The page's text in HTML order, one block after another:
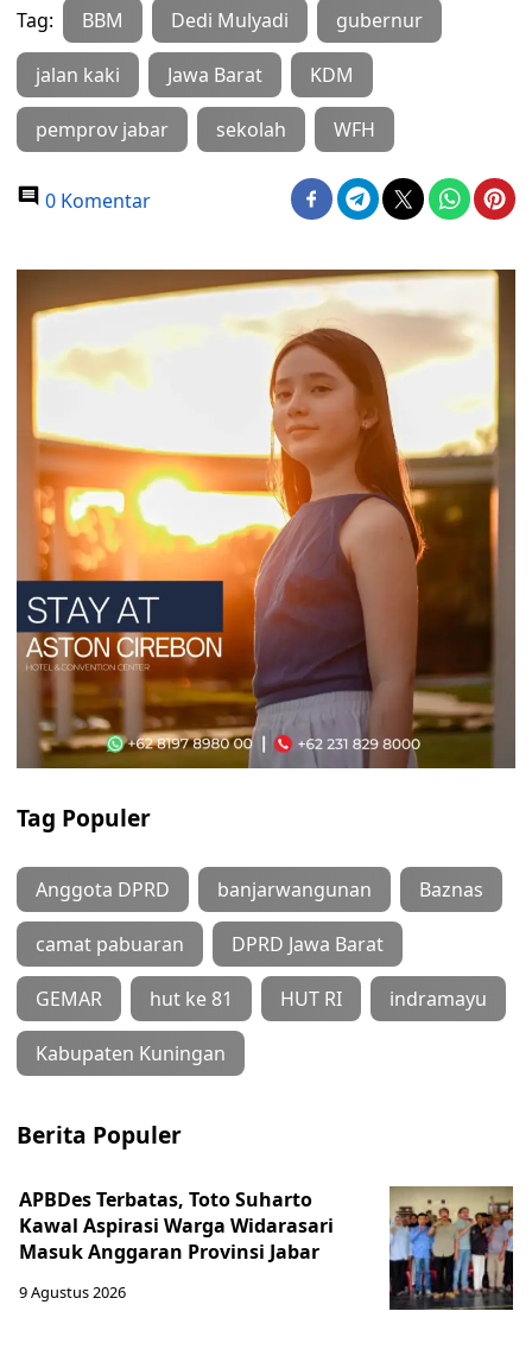
Tag: BBM Dedi Mulyadi gubernur
jalan kaki Jawa Barat KDM
pemprov jabar sekolah WFH
0 Komentar
Tag Populer
Anggota DPRD banjarwangunan Baznas
camat pabuaran DPRD Jawa Barat
GEMAR hut ke 81 HUT RI indramayu
Kabupaten Kuningan
Berita Populer
APBDes Terbatas, Toto Suharto
Kawal Aspirasi Warga Widarasari
Masuk Anggaran Provinsi Jabar
9 Agustus 2026